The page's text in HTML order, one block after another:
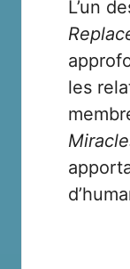
L’un
les